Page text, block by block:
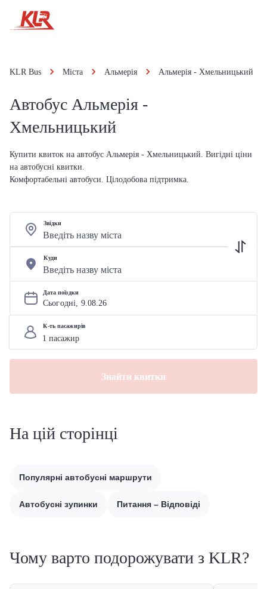
KLR Bus Міста Альмерія Альмерія - Хмельницький
Автобус Альмерія -
Хмельницький
Купити квиток на автобус Альмерія - Хмельницький. Вигідні ціни
на автобусні квитки.
Комфортабельні автобуси. Цілодобова підтримка.
Звідки
Куди
Дата поїздки
Сьогодні, 9.08.26
К-ть пасажирів
Знайти квитки
На цій сторінці
Популярні автобусні маршрути
Автобусні зупинки Питання – Відповіді
Чому варто подорожувати з KLR?